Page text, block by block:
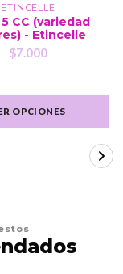
ETINCELLE
CC (variedad
- Etincelle
$7.000
OPCIONES